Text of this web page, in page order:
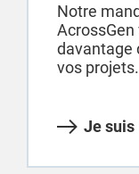
Notre
AcrossGen
davantage
vos projets.
Je suis